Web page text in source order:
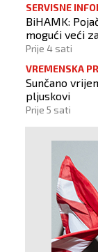
SERVISNE
BiHAMK:
mogući veći
Prije 4 sati
VREMENSKA
Sunčano
pljuskovi
Prije 5 sati